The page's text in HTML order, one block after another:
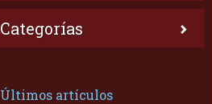
Categorías
Últimos artículos